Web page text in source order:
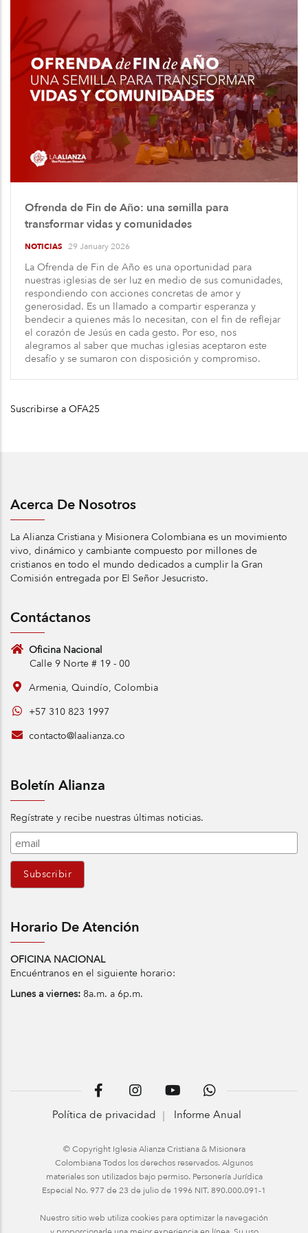
Ofrenda de Fin de Año: una semilla para
transformar vidas y comunidades
NOTICIAS 29 January 2026
La Ofrenda de Fin de Año es una oportunidad para
nuestras iglesias de ser luz en medio de sus comunidades,
respondiendo con acciones concretas de amor y
generosidad. Es un llamado a compartir esperanza y
bendecir a quienes más lo necesitan, con el fin de reflejar
el corazón de Jesús en cada gesto. Por eso, nos
alegramos al saber que muchas iglesias aceptaron este
desafío y se sumaron con disposición y compromiso.
Suscribirse a OFA25
Acerca De Nosotros
La Alianza Cristiana y Misionera Colombiana es un movimiento
vivo, dinámico y cambiante compuesto por millones de
cristianos en todo el mundo dedicados a cumplir la Gran
Comisión entregada por El Señor Jesucristo.
Contáctanos
Oficina Nacional
Calle 9 Norte # 19 - 00
Armenia, Quindío, Colombia
+57 310 823 1997
contacto@laalianza.co
Boletín Alianza
Regístrate y recibe nuestras últimas noticias.
Horario De Atención
OFICINA NACIONAL
Encuéntranos en el siguiente horario:
Lunes a viernes: 8a.m. a 6p.m.
Política de privacidad Informe Anual
© Copyright Iglesia Alianza Cristiana & Misionera
Colombiana Todos los derechos reservados. Algunos
materiales son utilizados bajo permiso. Personería Jurídica
Especial No. 977 de 23 de julio de 1996 NIT. 890.000.091-1
Nuestro sitio web utiliza cookies para optimizar la navegación